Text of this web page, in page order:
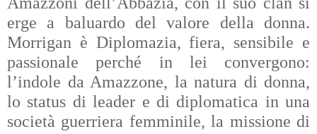
erge a baluardo del valore della donna.
Morrigan è Diplomazia, fiera, sensibile e
passionale perché in lei convergono:
l’indole da Amazzone, la natura di donna,
lo status di leader e di diplomatica in una
società guerriera femminile, la missione di